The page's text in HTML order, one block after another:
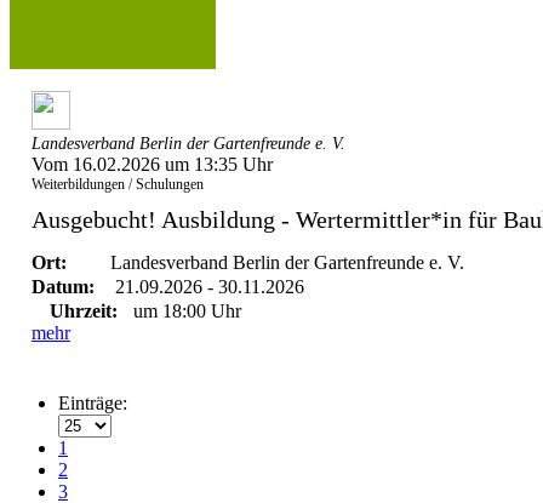
Landesverband Berlin der Gartenfreunde e. V.
Vom 16.02.2026 um 13:35 Uhr
Weiterbildungen / Schulungen
Ausgebucht! Ausbildung - Wertermittler*in für
Ort:
Landesverband Berlin der Gartenfreunde e. V.
Datum:
21.09.2026 - 30.11.2026
Uhrzeit:
um 18:00 Uhr
mehr
Einträge:
1
2
3